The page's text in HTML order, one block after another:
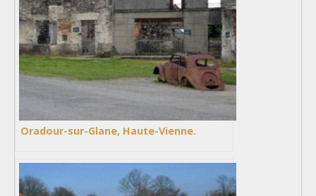
Oradour-sur-Glane, Haute-Vienne.